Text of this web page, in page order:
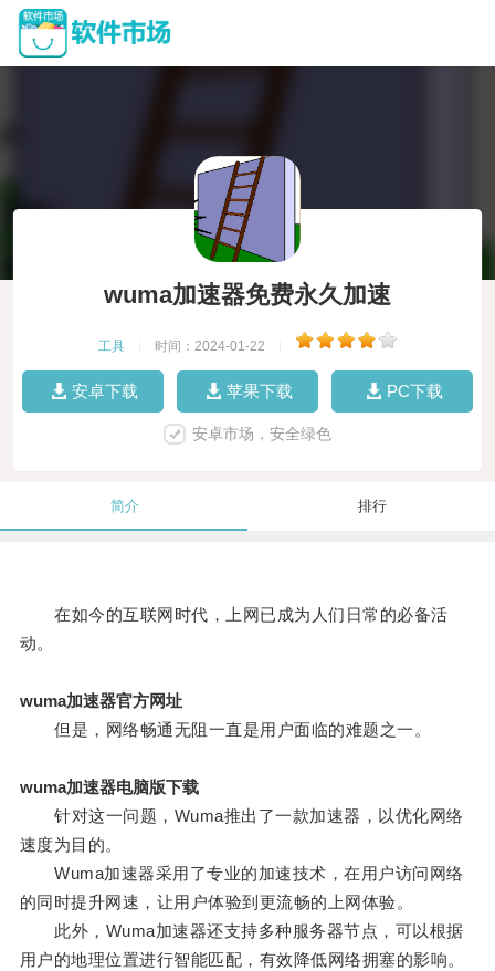
wuma加速器免费永久加速
工具 时间：2024-01-22
安卓下载 苹果下载 PC下载
安卓市场，安全绿色
简介 排行
在如今的互联网时代，上网已成为人们日常的必备活
动。
wuma加速器官方网址
但是，网络畅通无阻一直是用户面临的难题之一。
wuma加速器电脑版下载
针对这一问题，Wuma推出了一款加速器，以优化网络
速度为目的。
Wuma加速器采用了专业的加速技术，在用户访问网络
的同时提升网速，让用户体验到更流畅的上网体验。
此外，Wuma加速器还支持多种服务器节点，可以根据
用户的地理位置进行智能匹配，有效降低网络拥塞的影响。